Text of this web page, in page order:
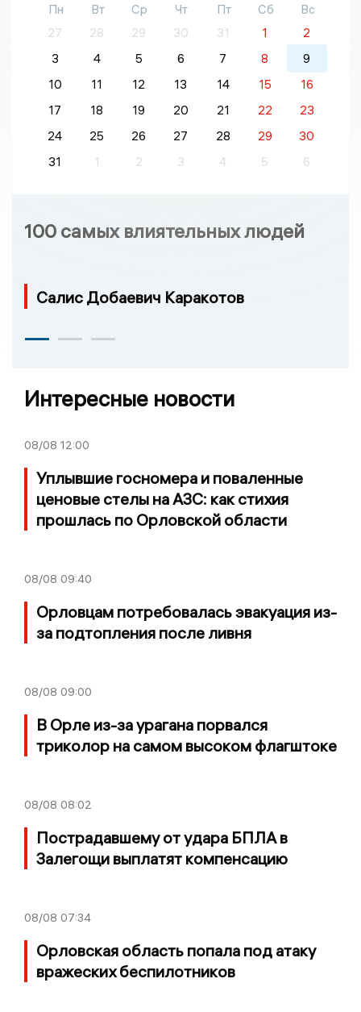
Пн Вт Ср Чт Пт Сб
Вс
27
28 29 30 31 1
2
3
4 5 6 7 8
9
10
11 12 13 14 15
16
17
18 19 20 21 22
23
24
25 26 27 28 29
30
31
1 2 3 4 5 6
100 самых влиятельных людей
Салис Добаевич Каракотов
Интересные новости
08/08 12:00
Уплывшие госномера и поваленные
ценовые стелы на АЗС: как стихия
прошлась по Орловской области
08/08 09:40
Орловцам потребовалась эвакуация из-
за подтопления после ливня
08/08 09:00
В Орле из-за урагана порвался
триколор на самом высоком флагштоке
08/08 08:02
Пострадавшему от удара БПЛА в
Залегощи выплатят компенсацию
08/08 07:34
Орловская область попала под атаку
вражеских беспилотников